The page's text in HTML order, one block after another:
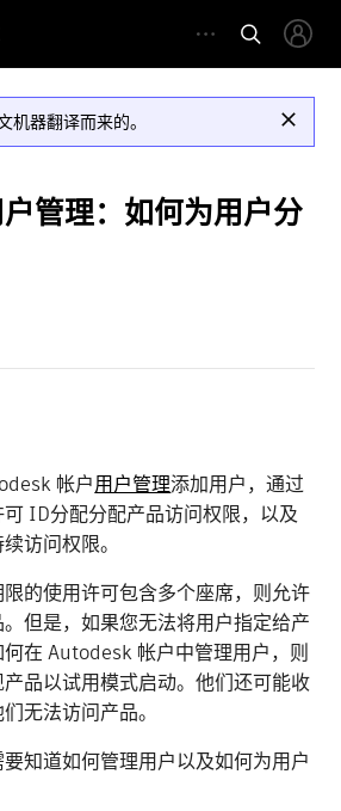
机器翻译而来的。
管理：如何为用户分
帐户用户管理添加用户，通过
ID分配分配产品访问权限，以及
访问权限。
的使用许可包含多个座席，则允许
但是，如果您无法将用户指定给产
在 Autodesk 帐户中管理用户，则
品以试用模式启动。他们还可能收
无法访问产品。
知道如何管理用户以及如何为用户